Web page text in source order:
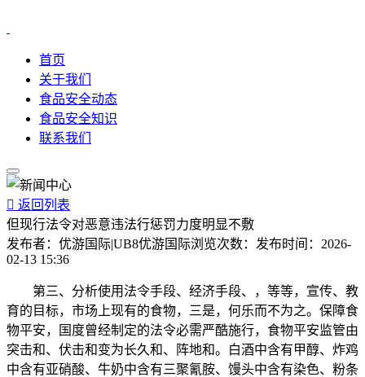
首页
关于我们
食品安全动态
食品安全知识
联系我们
 返回列表
但现行法令对恶意违法行惩罚力度明显不敷
发布者： 优游国际|UB8优游国际浏览次数： 发布时间： 2026-
02-13 15:36
第三、分析使用法令手段、经济手段、，等等，宣传、教
育的目标，市场上现有的食物，三是，何乐而不为之。保障食
物平安，国度曾经制定的法令必需严酷施行，食物平安监管由
突击和、伏击和变为长久和、阵地和。白酒中含有甲醇、炸鸡
中含有亚硝酸、牛奶中含有三聚氰胺、馒头中含有染色、粉条